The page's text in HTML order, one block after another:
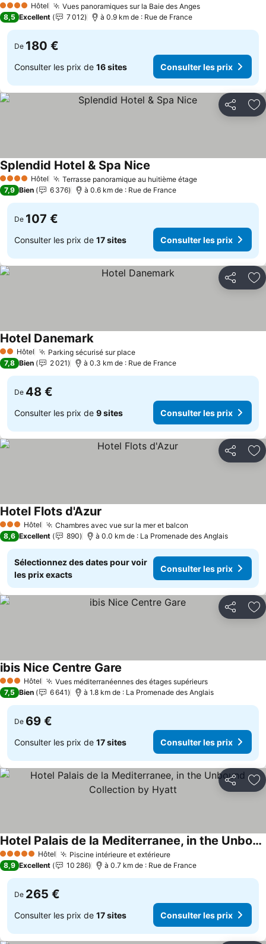
4 Étoiles Hôtel Vues panoramiques sur la Baie des Anges
8,5 Excellent 7 012 à 0.9 km de : Rue de France
De 180 €
Consulter les prix de 16 sites Consulter les prix
Partager
4 Étoiles Hôtel Terrasse panoramique au huitième étage
Splendid Hotel & Spa Nice
7,9 Bien 6 376 à 0.6 km de : Rue de France
De 107 €
Consulter les prix de 17 sites Consulter les prix
Partager
2 Étoiles
Hôtel Parking sécurisé sur place
Hotel Danemark
7,8 Bien 2 021 à 0.3 km de : Rue de France
De 48 €
Consulter les prix de 9 sites Consulter les prix
Partager
3 ÉtoilesHôtel Chambres avec vue sur la mer et balcon
Hotel Flots d'Azur
8,6 Excellent 890 à 0.0 km de : La Promenade des Anglais
Sélectionnez des dates pour voir
les prix exacts
Consulter les prix
Partager
3 ÉtoilesHôtel Vues méditerranéennes des étages supérieurs
ibis Nice Centre Gare
7,5 Bien 6 641 à 1.8 km de : La Promenade des Anglais
De 69 €
Consulter les prix de 17 sites Consulter les prix
Partager
5 Étoiles Hôtel Piscine intérieure et extérieure
Hotel Palais de la Mediterranee, in the Unbound Collection by Hyatt
8,9 Excellent 10 286 à 0.7 km de : Rue de France
De 265 €
Consulter les prix de 17 sites Consulter les prix